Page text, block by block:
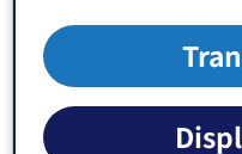
8
2
他の
深川バ
ロン俱